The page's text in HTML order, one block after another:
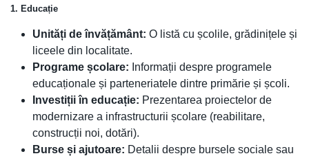
1. Educație
Unități de învățământ: O listă cu școlile, grădinițele și
liceele din localitate.
Programe școlare: Informații despre programele
educaționale și parteneriatele dintre primărie și școli.
Investiții în educație: Prezentarea proiectelor de
modernizare a infrastructurii școlare (reabilitare,
construcții noi, dotări).
Burse și ajutoare: Detalii despre bursele sociale sau